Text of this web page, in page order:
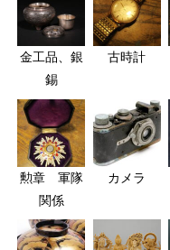
金工品、銀
錫
古時計
勲章 軍隊
関係
カメラ